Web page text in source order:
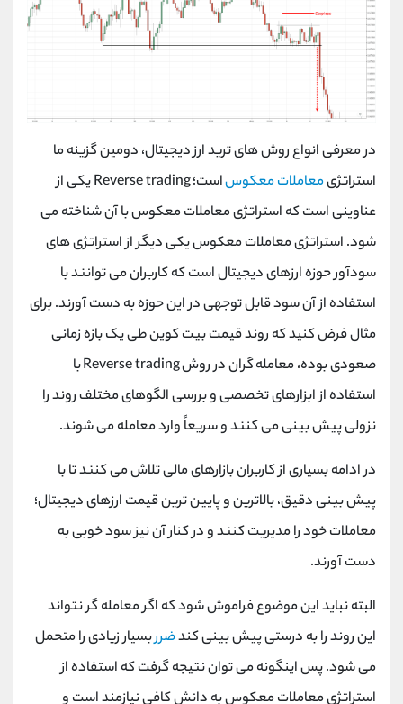
در معرفی انواع روش های ترید ارز دیجیتال، دومین گزینه ما
استراتژیمعاملات معکوساست؛Reverse tradingیکی از
عناوینی است که استراتژی معاملات معکوس با آن شناخته می
شود. استراتژی معاملات معکوس یکی دیگر از استراتژی های
سودآور حوزه ارزهای دیجیتال است که کاربران می توانند با
استفاده از آن سود قابل توجهی در این حوزه به دست آورند. برای
مثال فرض کنید که روند قیمت بیت کوین طی یک بازه‌ زمانی
صعودی بوده، معامله ‌گران در روشReverse tradingبا
استفاده از ابزارهای تخصصی و بررسی الگوهای مختلف روند را
نزولی پیش ‌بینی می ‌کنند و سریعاً وارد معامله می ‌شوند.
در ادامه بسیاری از کاربران بازارهای مالی تلاش می کنند تا با
پیش بینی دقیق، بالاترین و پایین ترین قیمت ارزهای دیجیتال؛
معاملات خود را مدیریت کنند و در کنار آن نیز سود خوبی به
دست آورند.
البته نباید این موضوع فراموش شود که اگر معامله گر نتواند
این روند را به درستی پیش بینی کندضرربسیار زیادی را متحمل
می شود. پس اینگونه می توان نتیجه گرفت که استفاده از
استراتژی معاملات معکوس به دانش کافی نیازمند است و